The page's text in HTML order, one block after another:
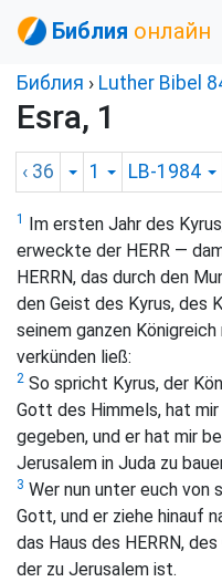
Библия онлайн
Библия › Luther Bibel
Esra, 1
‹ 36 1 LB-1984
1
Im ersten Jahr des
erweckte der HERR —
HERRN, das durch den
den Geist des Kyrus, des
seinem ganzen
verkünden ließ:
2 So spricht Kyrus, der
Gott des Himmels, hat
gegeben, und er hat mir
Jerusalem in Juda zu
3 Wer nun unter euch von
Gott, und er ziehe hinauf
das Haus des HERRN,
der zu Jerusalem ist.